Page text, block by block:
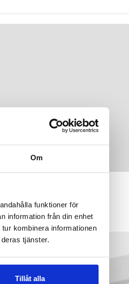
Om
funktioner för
information från din enhet
kombinera informationen
tjänster.
Tillåt alla